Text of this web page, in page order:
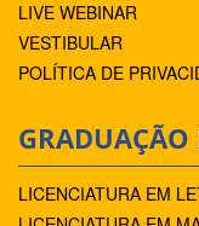
LIVE WEBINAR
VESTIBULAR
POLÍTICA DE
GRADUAÇÃO
LICENCIATURA EM